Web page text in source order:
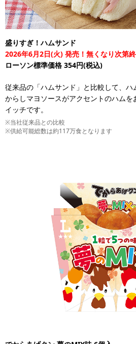
盛りすぎ！ハムサンド
2026年6月2日(火) 発売！無くなり次第
ローソン標準価格 354円(税込)
従来品の「ハムサンド」と比較して、ハ
からしマヨソースがアクセントのハムを
イッチです。
※当社従来品との比較
※供給可能総数は約117万食となります